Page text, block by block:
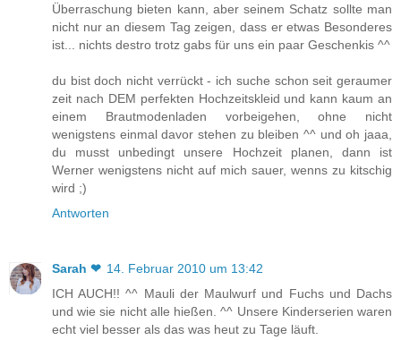
Überraschung bieten kann, aber seinem Schatz sollte man
nicht nur an diesem Tag zeigen, dass er etwas Besonderes
ist... nichts destro trotz gabs für uns ein paar Geschenkis ^^
du bist doch nicht verrückt - ich suche schon seit geraumer
zeit nach DEM perfekten Hochzeitskleid und kann kaum an
einem Brautmodenladen vorbeigehen, ohne nicht
wenigstens einmal davor stehen zu bleiben ^^ und oh jaaa,
du musst unbedingt unsere Hochzeit planen, dann ist
Werner wenigstens nicht auf mich sauer, wenns zu kitschig
wird ;)
Antworten
Sarah ❤ 14. Februar 2010 um 13:42
ICH AUCH!! ^^ Mauli der Maulwurf und Fuchs und Dachs
und wie sie nicht alle hießen. ^^ Unsere Kinderserien waren
echt viel besser als das was heut zu Tage läuft.